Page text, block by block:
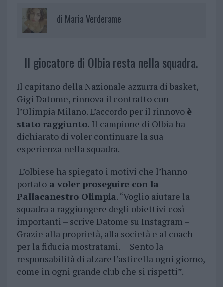
di Maria Verderame
Il giocatore di Olbia resta nella squadra.
Il capitano della Nazionale azzurra di basket,
Gigi Datome, rinnova il contratto con
l’Olimpia Milano. L’accordo per il rinnovo è
stato raggiunto. Il campione di Olbia ha
dichiarato di voler continuare la sua
esperienza nella squadra.
L’olbiese ha spiegato i motivi che l’hanno
portatoa voler proseguire con la
Pallacanestro Olimpia. “Voglio aiutare la
squadra a raggiungere degli obiettivi così
importanti – scrive Datome su Instagram –
Grazie alla proprietà, alla società e al coach
per la fiducia mostratami. Sento la
responsabilità di alzare l’asticella ogni giorno,
come in ogni grande club che si rispetti”.